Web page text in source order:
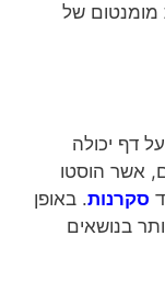
של
דף יכולה
אשר הוסטו
סקרנות. באופן
בנושאים